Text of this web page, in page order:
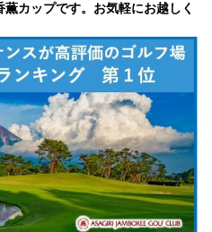
カップです。お気軽にお越しく